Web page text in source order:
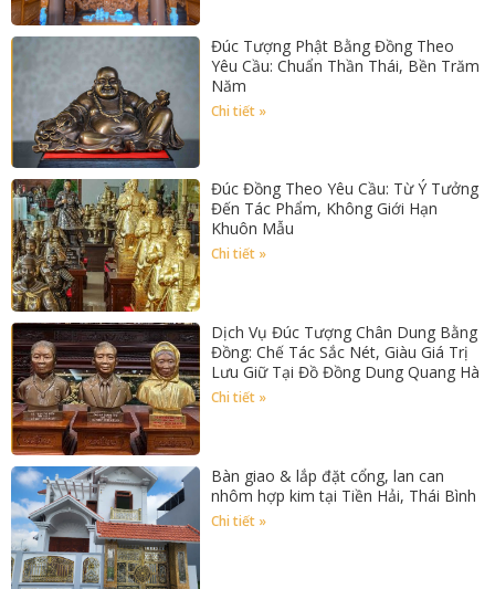
Đúc Tượng Phật Bằng Đồng Theo
Yêu Cầu: Chuẩn Thần Thái, Bền Trăm
Năm
Chi tiết »
Đúc Đồng Theo Yêu Cầu: Từ Ý Tưởng
Đến Tác Phẩm, Không Giới Hạn
Khuôn Mẫu
Chi tiết »
Dịch Vụ Đúc Tượng Chân Dung Bằng
Đồng: Chế Tác Sắc Nét, Giàu Giá Trị
Lưu Giữ Tại Đồ Đồng Dung Quang Hà
Chi tiết »
Bàn giao & lắp đặt cổng, lan can
nhôm hợp kim tại Tiền Hải, Thái Bình
Chi tiết »